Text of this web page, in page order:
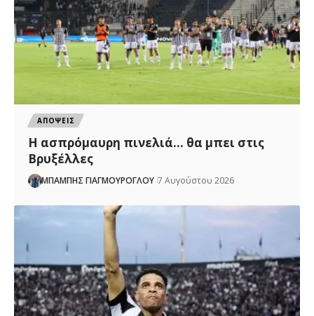
ΑΠΟΨΕΙΣ
Η ασπρόμαυρη πινελιά… θα μπει στις
Βρυξέλλες
ΜΠΑΜΠΗΣ ΓΙΑΓΜΟΥΡΟΓΛΟΥ 7 Αυγούστου 2026